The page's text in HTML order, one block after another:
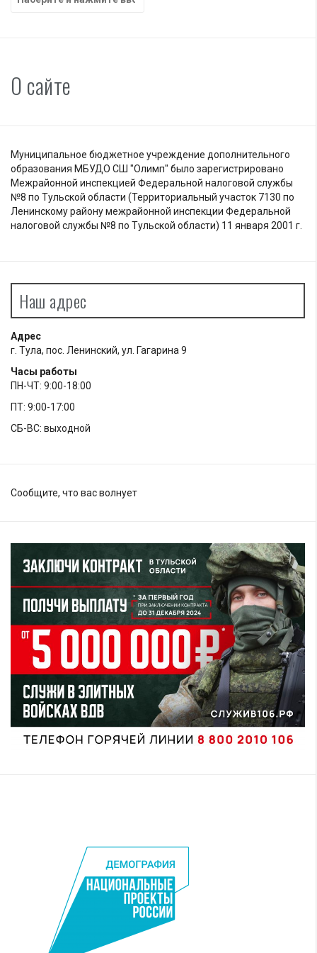
О сайте
Муниципальное бюджетное учреждение дополнительного
образования МБУДО СШ "Олимп" было зарегистрировано
Межрайонной инспекцией Федеральной налоговой службы
№8 по Тульской области (Территориальный участок 7130 по
Ленинскому району межрайонной инспекции Федеральной
налоговой службы №8 по Тульской области) 11 января 2001 г.
Наш адрес
Адрес
г. Тула, пос. Ленинский, ул. Гагарина 9
Часы работы
ПН-ЧТ: 9:00-18:00
ПТ: 9:00-17:00
СБ-ВС: выходной
Сообщите, что вас волнует